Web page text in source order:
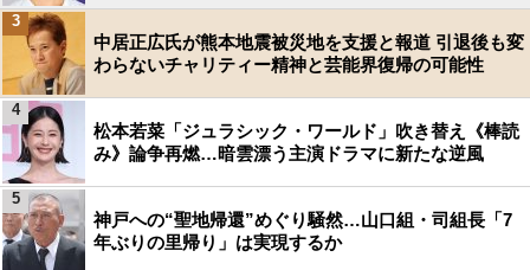
中居正広氏が熊本地震被災地を支援と報道 引退後も変
わらないチャリティー精神と芸能界復帰の可能性
3
松本若菜「ジュラシック・ワールド」吹き替え《棒読
み》論争再燃…暗雲漂う主演ドラマに新たな逆風
4
神戸への“聖地帰還”めぐり騒然…山口組・司組長「7
年ぶりの里帰り」は実現するか
5